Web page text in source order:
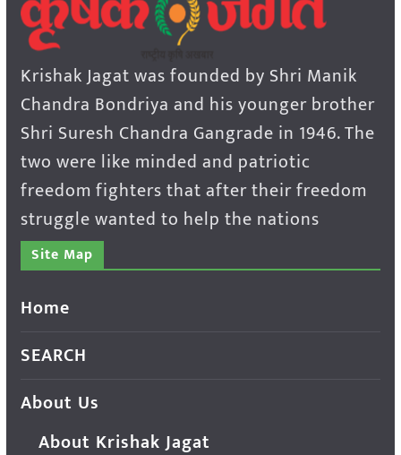
Krishak Jagat was founded by Shri Manik
Chandra Bondriya and his younger brother
Shri Suresh Chandra Gangrade in 1946. The
two were like minded and patriotic
freedom fighters that after their freedom
struggle wanted to help the nations
Site Map
Home
SEARCH
About Us
About Krishak Jagat